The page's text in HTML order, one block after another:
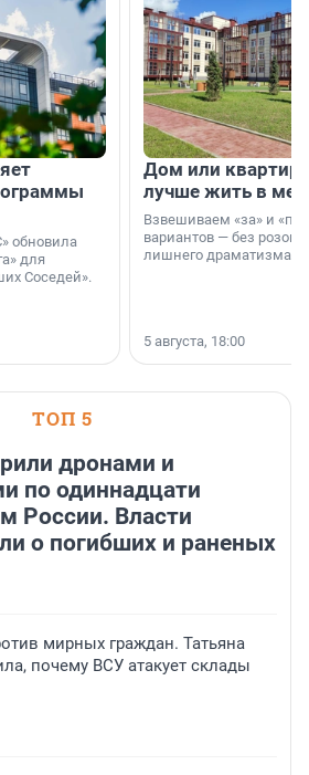
обновила
для
Соседей».
Дом или
лучше жить в
Взвешиваем «за» и
вариантов — без
лишнего драматизма.
5 августа, 18:00
ТОП 5
дронами и
по одиннадцати
России. Власти
о погибших и раненых
мирных граждан. Татьяна
почему ВСУ атакует склады